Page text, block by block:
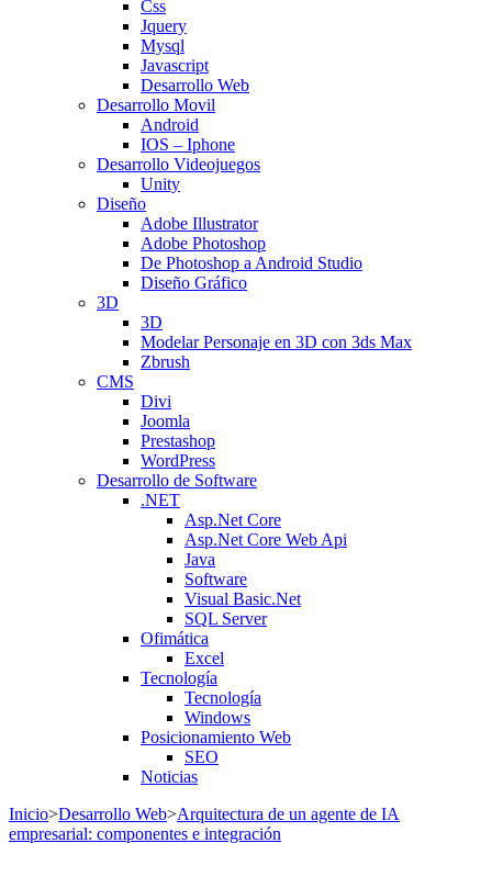
Css
Jquery
Mysql
Javascript
Desarrollo Web
Desarrollo Movil
Android
IOS – Iphone
Desarrollo Videojuegos
Unity
Diseño
Adobe Illustrator
Adobe Photoshop
De Photoshop a Android Studio
Diseño Gráfico
3D
3D
Modelar Personaje en 3D con 3ds Max
Zbrush
CMS
Divi
Joomla
Prestashop
WordPress
Desarrollo de Software
.NET
Asp.Net Core
Asp.Net Core Web Api
Java
Software
Visual Basic.Net
SQL Server
Ofimática
Excel
Tecnología
Tecnología
Windows
Posicionamiento Web
SEO
Noticias
Inicio>Desarrollo Web>Arquitectura de un agente de IA
empresarial: componentes e integración